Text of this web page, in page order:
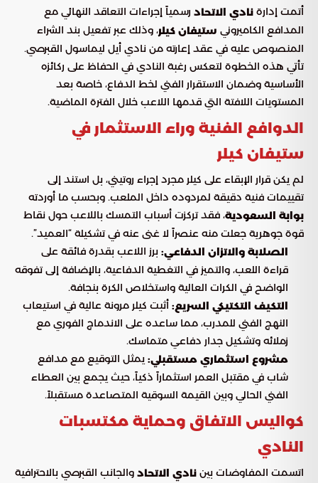
أتمت إدارة نادي الاتحاد رسمياً إجراءات التعاقد النهائي مع
المدافع الكاميروني ستيفان كيلر، وذلك عبر تفعيل بند الشراء
المنصوص عليه في عقد إعارته من نادي أيل ليماسول القبرصي.
تأتي هذه الخطوة لتعكس رغبة النادي في الحفاظ على ركائزه
الأساسية وضمان الاستقرار الفني لخط الدفاع، خاصة بعد
المستويات اللافتة التي قدمها اللاعب خلال الفترة الماضية.
الدوافع الفنية وراء الاستثمار في
ستيفان كيلر
لم يكن قرار الإبقاء على كيلر مجرد إجراء روتيني، بل استند إلى
تقييمات فنية دقيقة لمردوده داخل الملعب. وبحسب ما أوردته
بوابة السعودية، فقد تركزت أسباب التمسك باللاعب حول نقاط
قوة جوهرية جعلت منه عنصراً لا غنى عنه في تشكيلة “العميد”.
الصلابة والاتزان الدفاعي: برز اللاعب بقدرة فائقة على
قراءة اللعب، والتميز في التغطية الدفاعية، بالإضافة إلى تفوقه
الواضح في الكرات العالية واستخلاص الكرة بنجافة.
التكيف التكتيكي السريع: أثبت كيلر مرونة عالية في استيعاب
النهج الفني للمدرب، مما ساعده على الاندماج الفوري مع
زملائه وتشكيل جدار دفاعي متماسك.
مشروع استثماري مستقبلي: يمثل التوقيع مع مدافع
شاب في مقتبل العمر استثماراً ذكياً، حيث يجمع بين العطاء
الفني الحالي وبين القيمة السوقية المتصاعدة مستقبلاً.
كواليس الاتفاق وحماية مكتسبات
النادي
اتسمت المفاوضات بين نادي الاتحاد والجانب القبرصي بالاحترافية